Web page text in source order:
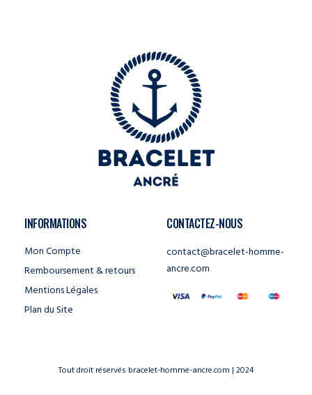
INFORMATIONS
Mon Compte
Remboursement & retours
Mentions Légales
Plan du Site
CONTACTEZ-NOUS
contact@bracelet-homme-
ancre.com
Tout droit réservés bracelet-homme-ancre.com | 2024